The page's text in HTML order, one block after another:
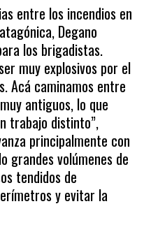
entre los incendios en
Degano
los brigadistas.
muy explosivos por el
Acá caminamos entre
antiguos, lo que
trabajo distinto”,
principalmente con
grandes volúmenes de
tendidos de
y evitar la